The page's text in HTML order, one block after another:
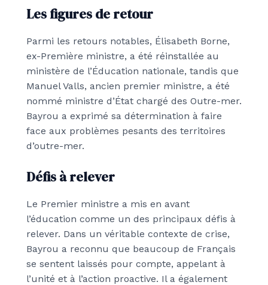
Les figures de retour
Parmi les retours notables, Élisabeth Borne,
ex-Première ministre, a été réinstallée au
ministère de l’Éducation nationale, tandis que
Manuel Valls, ancien premier ministre, a été
nommé ministre d’État chargé des Outre-mer.
Bayrou a exprimé sa détermination à faire
face aux problèmes pesants des territoires
d’outre-mer.
Défis à relever
Le Premier ministre a mis en avant
l’éducation comme un des principaux défis à
relever. Dans un véritable contexte de crise,
Bayrou a reconnu que beaucoup de Français
se sentent laissés pour compte, appelant à
l’unité et à l’action proactive. Il a également